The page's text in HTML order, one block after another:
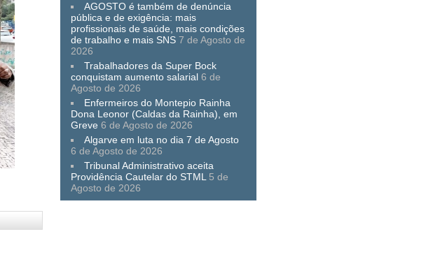
AGOSTO é também de denúncia
pública e de exigência: mais
profissionais de saúde, mais condições
de trabalho e mais SNS 7 de Agosto de
2026
Trabalhadores da Super Bock
conquistam aumento salarial 6 de
Agosto de 2026
Enfermeiros do Montepio Rainha
Dona Leonor (Caldas da Rainha), em
Greve 6 de Agosto de 2026
Algarve em luta no dia 7 de Agosto
6 de Agosto de 2026
Tribunal Administrativo aceita
Providência Cautelar do STML 5 de
Agosto de 2026